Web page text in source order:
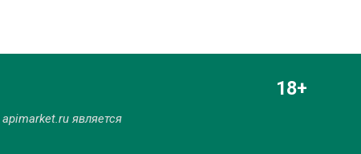
apimarket.ru является
18+